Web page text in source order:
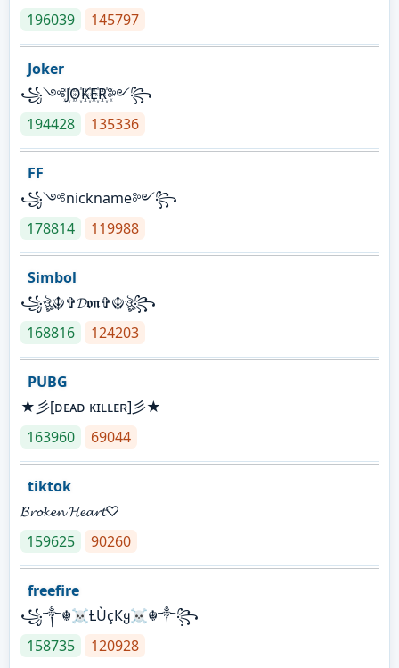
196039
145797
Joker
꧁༺J꙰O꙰K꙰E꙰R꙰༻꧂
194428
135336
FF
꧁༺nickname༻꧂
178814
119988
Simbol
꧁ঔৣ☬✞𝓓𝖔𝖓✞☬ঔৣ꧂
168816
124203
PUBG
★彡[ᴅᴇᴀᴅ ᴋɪʟʟᴇʀ]彡★
163960
69044
tiktok
𝓑𝓻𝓸𝓴𝓮𝓷 𝓗𝓮𝓪𝓻𝓽♡
159625
90260
freefire
꧁༒☬☠Ƚ︎ÙçҜყ☠︎☬༒꧂
158735
120928